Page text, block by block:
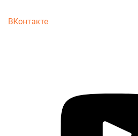
ВКонтакте